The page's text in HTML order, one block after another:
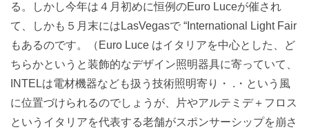
る。しかし今年は４月初めに恒例のEuro Luceが催され
て、しかも５月末にはLasVegasで “International Light Fair
もあるのです。（Euro Luce はイタリアを中心とした、ど
ちらかというと装飾的なデザイン照明器具に寄っていて、
INTELは電材機器なども扱う技術照明寄り・ .・という風
に位置づけられるのでしょうが、片やアルテミデ＋フロス
というイタリアを代表する老舗がスポンサーシップを崩さ